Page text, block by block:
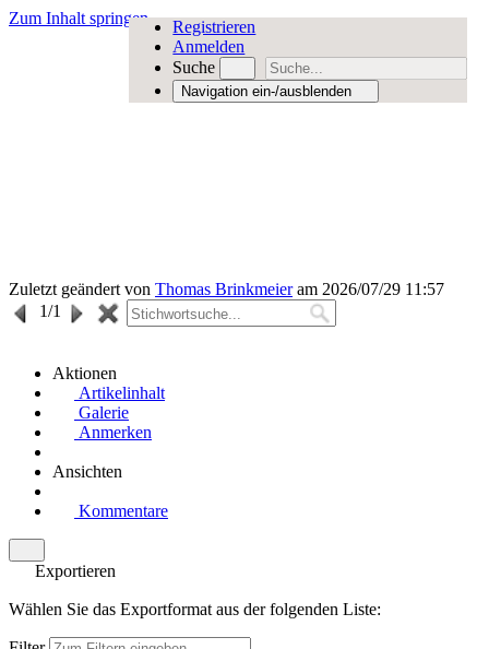
Zum Inhalt springen
Registrieren
Anmelden
Suche
Navigation ein-/ausblenden
Zuletzt geändert von Thomas Brinkmeieram 2026/07/29 11:57
1/1
Aktionen
Artikelinhalt
Galerie
Anmerken
Ansichten
Kommentare
Exportieren
Wählen Sie das Exportformat aus der folgenden Liste: